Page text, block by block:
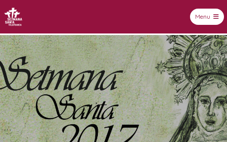
Setmana Santa Vilafranca
Menu